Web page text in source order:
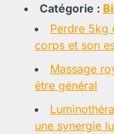
Catégorie :
Perdre 5kg
corps et son
Massage
être général
une synergie